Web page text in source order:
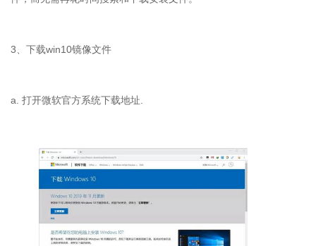
3、下载win10镜像文件
a. 打开微软官方系统下载地址.